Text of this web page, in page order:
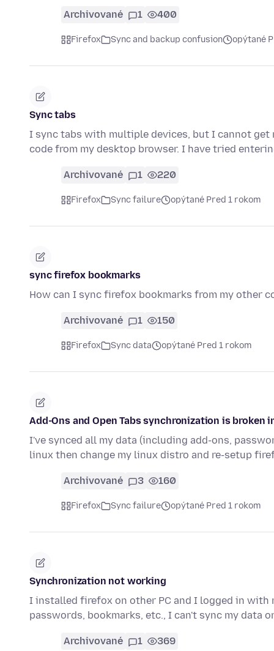
Archivované 1 400
Firefox Sync and backup confusion opýtané
Sync tabs
I sync tabs with multiple devices, but I cannot get
code from my desktop browser. I have tried
Archivované 1 220
Firefox Sync failure opýtané Pred 1 rokom
sync firefox bookmarks
How can I sync firefox bookmarks from my other
Archivované 1 150
Firefox Sync data opýtané Pred 1 rokom
Add-Ons and Open Tabs synchronization is
I've synced all my data (including add-ons,
linux then change my linux distro and re-setup
Archivované 3 160
Firefox Sync failure opýtané Pred 1 rokom
Synchronization not working
I installed firefox on other PC and I logged in
passwords, bookmarks, etc., I can't sync my data
Archivované 1 369